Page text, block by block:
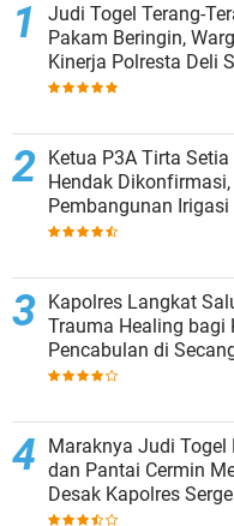
Judi Togel Terang-
Pakam Beringin,
Kinerja Polresta Deli
Ketua P3A Tirta
Hendak Dikonfirmasi,
Pembangunan
Kapolres Langkat
Trauma Healing bagi
Pencabulan di
Maraknya Judi Togel
dan Pantai Cermin
Desak Kapolres
Togel